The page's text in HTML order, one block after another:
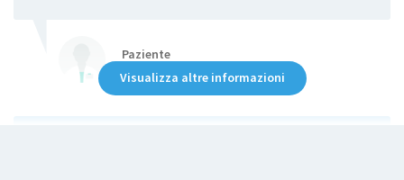
Paziente
Visualizza altre informazioni